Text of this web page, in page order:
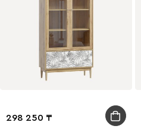
298 250